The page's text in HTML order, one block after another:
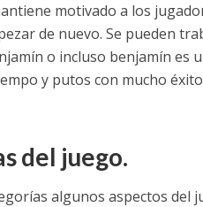
motivado a los
de nuevo. Se pueden
o incluso benjamín es
y putos con mucho
del juego.
algunos aspectos del